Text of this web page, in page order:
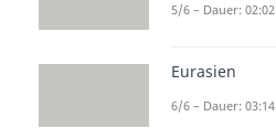
5/6 – Dauer: 02:02
Eurasien
6/6 – Dauer: 03:14